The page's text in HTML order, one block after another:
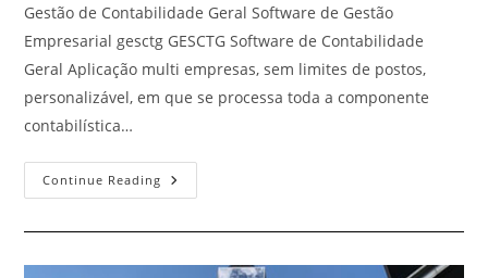
Gestão de Contabilidade Geral Software de Gestão
Empresarial gesctg GESCTG Software de Contabilidade
Geral Aplicação multi empresas, sem limites de postos,
personalizável, em que se processa toda a componente
contabilística…
Continue Reading Contabilidade